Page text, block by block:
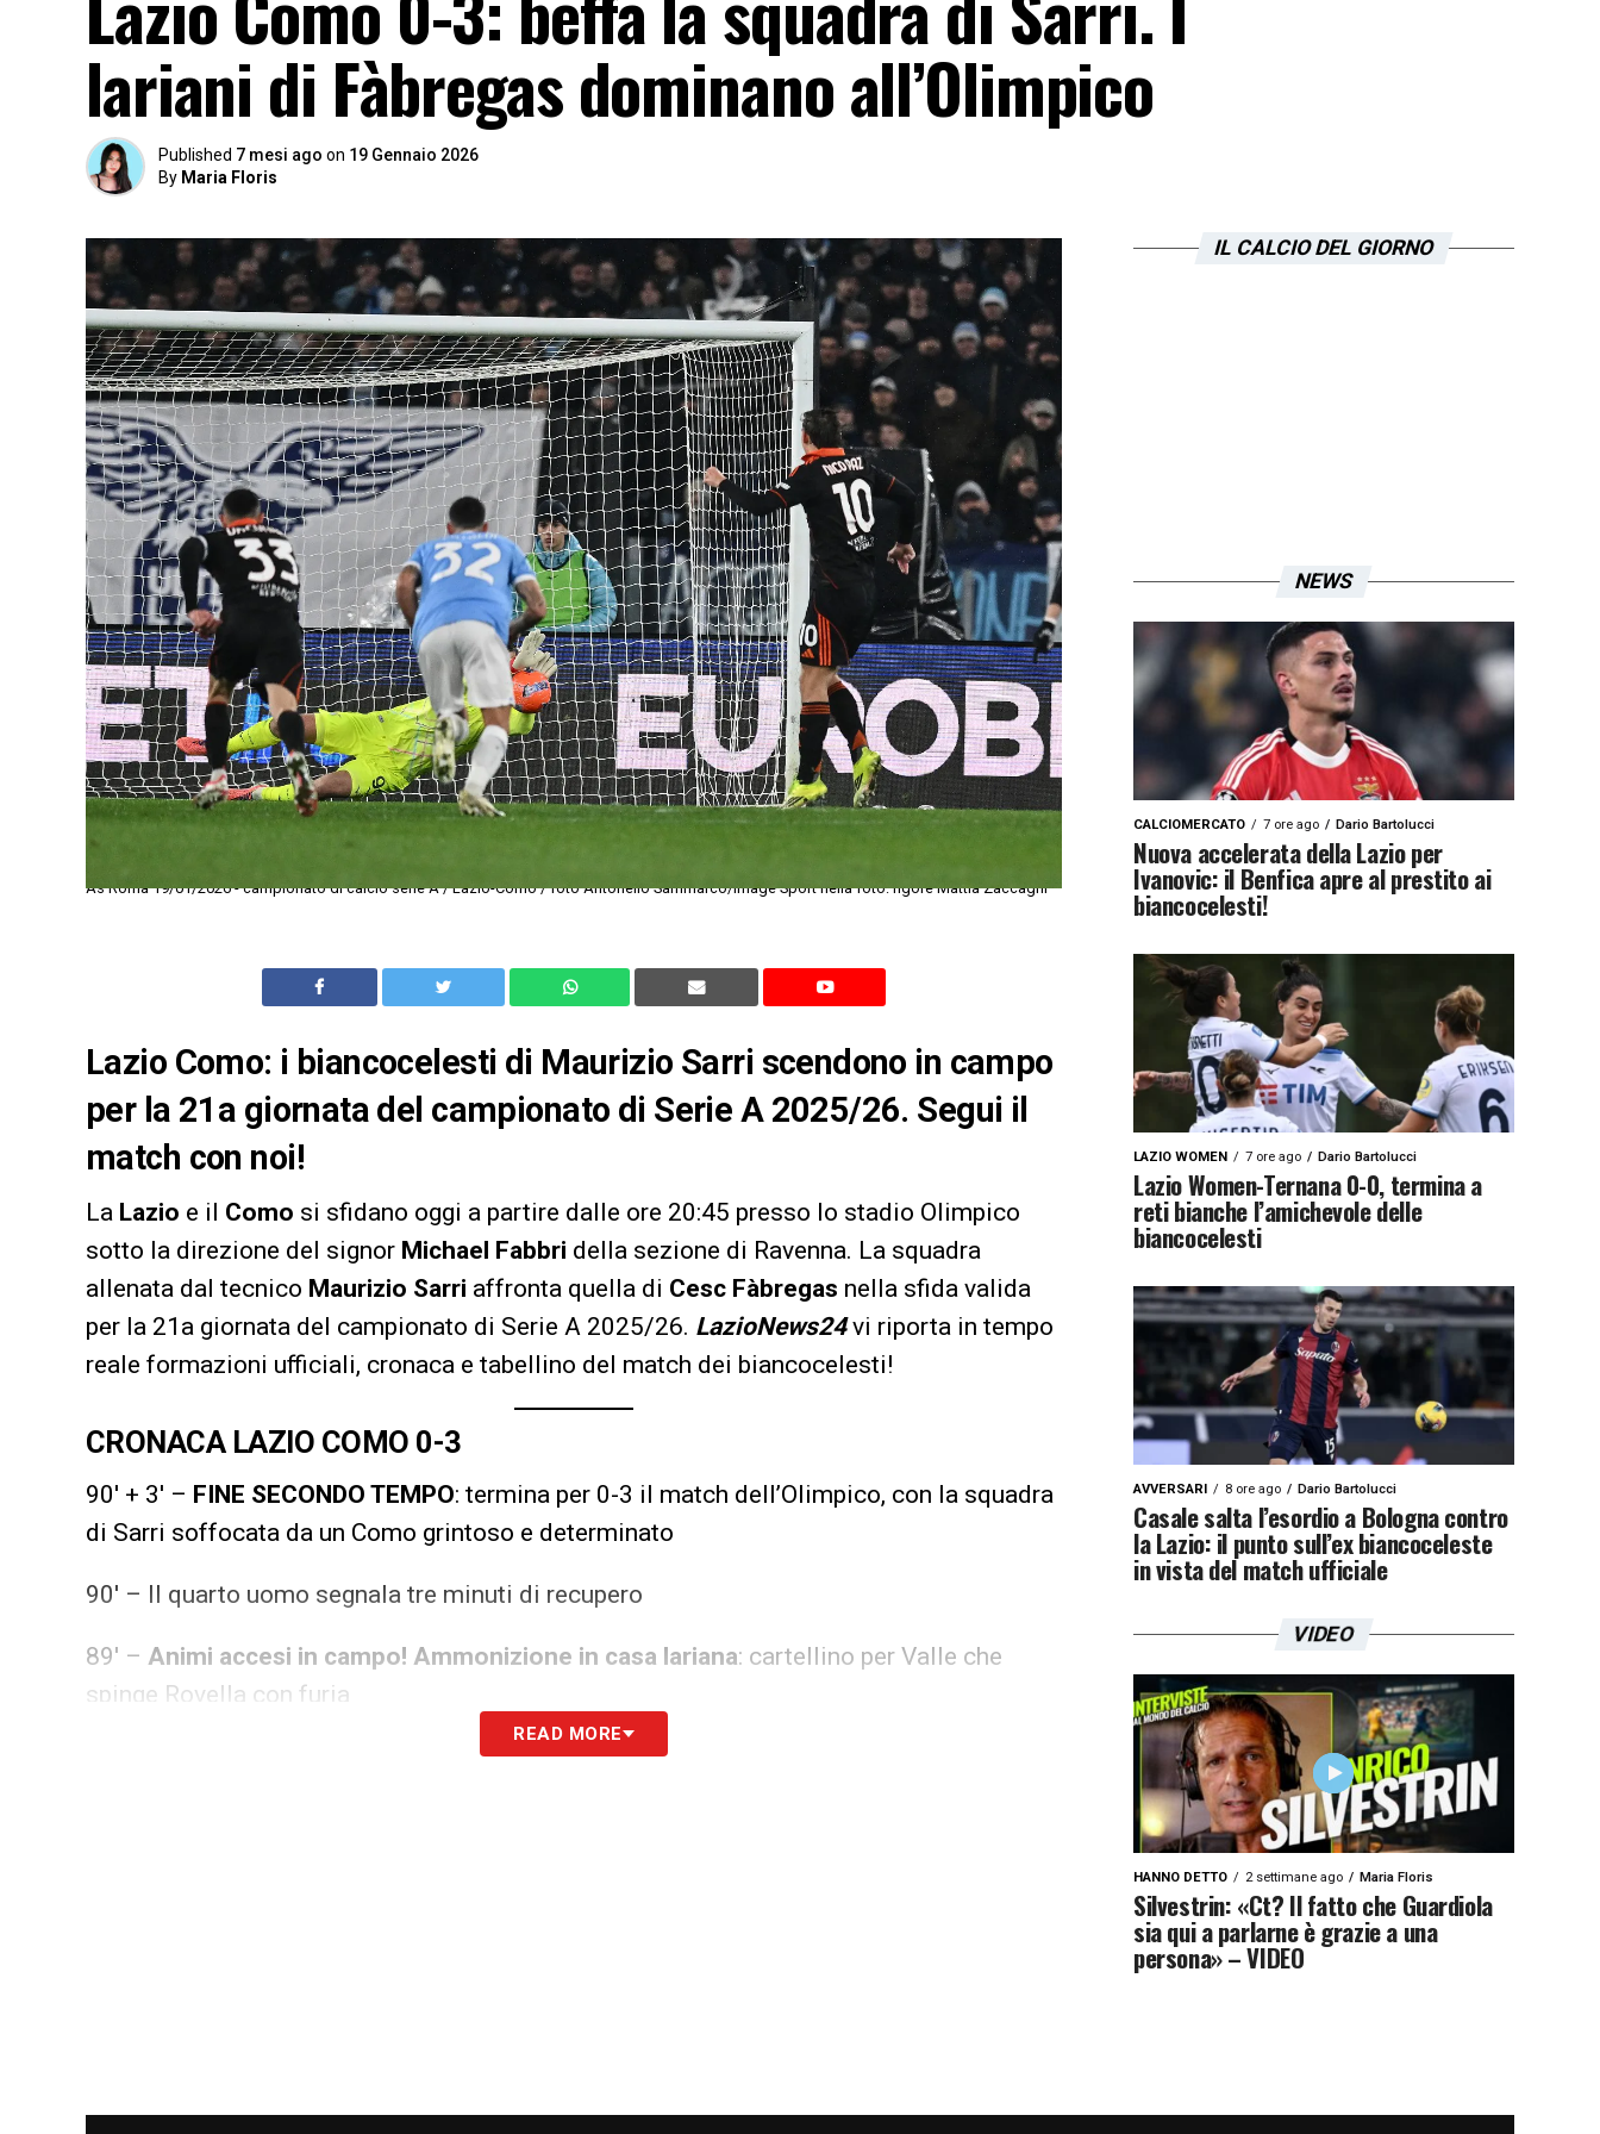
lariani di Fàbregas dominano all’Olimpico
Published 7 mesi ago on 19 Gennaio 2026
By Maria Floris
As Roma 19/01/2026 - campionato di calcio serie A / Lazio-Como / foto Antonello Sammarco/Image Sport nella foto: rigore Mattia Zaccagni
Lazio Como: i biancocelesti di Maurizio Sarri scendono in campo
per la 21a giornata del campionato di Serie A 2025/26. Segui il
match con noi!
La Lazio e il Como si sfidano oggi a partire dalle ore 20:45 presso lo stadio Olimpico
sotto la direzione del signor Michael Fabbri della sezione di Ravenna. La squadra
allenata dal tecnico Maurizio Sarri affronta quella di Cesc Fàbregas nella sfida valida
per la 21a giornata del campionato di Serie A 2025/26. LazioNews24vi riporta in tempo
reale formazioni ufficiali, cronaca e tabellino del match dei biancocelesti!
CRONACA LAZIO COMO 0-3
90′ + 3′ – FINE SECONDO TEMPO: termina per 0-3 il match dell’Olimpico, con la squadra
di Sarri soffocata da un Como grintoso e determinato
90′ – Il quarto uomo segnala tre minuti di recupero
89′ – Animi accesi in campo! Ammonizione in casa lariana: cartellino per Valle che
spinge Rovella con furia
Altri cambi, è il turno dei padroni di casa: Dele-Bashiru rileva il neo arrivato Taylor
READ MORE
IL CALCIO DEL GIORNO
NEWS
CALCIOMERCATO 7 ore ago Dario Bartolucci
Nuova accelerata della Lazio per
Ivanovic: il Benfica apre al prestito ai
biancocelesti!
LAZIO WOMEN 7 ore ago Dario Bartolucci
Lazio Women-Ternana 0-0, termina a
reti bianche l’amichevole delle
biancocelesti
AVVERSARI 8 ore ago Dario Bartolucci
Casale salta l’esordio a Bologna contro
la Lazio: il punto sull’ex biancoceleste
in vista del match ufficiale
VIDEO
HANNO DETTO 2 settimane ago Maria Floris
Silvestrin: «Ct? Il fatto che Guardiola
sia qui a parlarne è grazie a una
persona» – VIDEO